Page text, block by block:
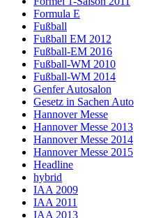
Formula E
Fußball
Fußball EM 2012
Fußball-EM 2016
Fußball-WM 2010
Fußball-WM 2014
Genfer Autosalon
Gesetz in Sachen Auto
Hannover Messe
Hannover Messe 2013
Hannover Messe 2014
Hannover Messe 2015
Headline
hybrid
IAA 2009
IAA 2011
IAA 2013